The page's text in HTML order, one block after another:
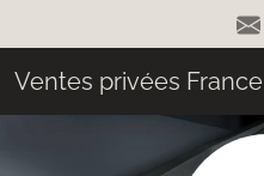
Ventes privées France